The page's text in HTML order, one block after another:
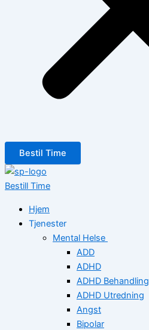
Bestil Time
Bestill Time
Hjem
Tjenester
Mental Helse
ADD
ADHD
ADHD Behandling
ADHD Utredning
Angst
Bipolar